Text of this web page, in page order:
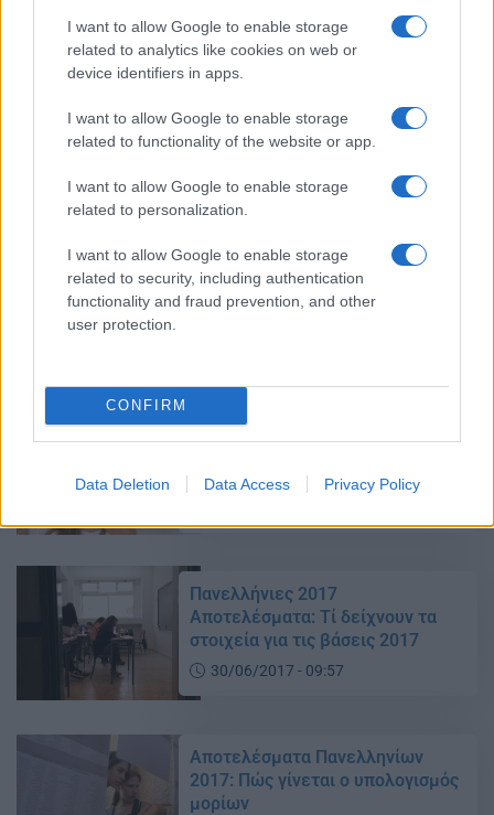
I want to allow Google to enable storage
related to analytics like cookies on web or
device identifiers in apps.
I want to allow Google to enable storage
related to functionality of the website or app.
I want to allow Google to enable storage
related to personalization.
I want to allow Google to enable storage
related to security, including authentication
functionality and fraud prevention, and other
user protection.
CONFIRM
Data Deletion Data Access Privacy Policy
μορίων
Αποτελέσματα Πανελληνίων
Ανακοινώθηκαν οι βαθμολογίες
Πανελλήνιες 2017: Δείτε τα
Δείτε ΕΔΩ τις βαθμολογίες
Πανελλήνιες 2017
Αποτελέσματα: Τί δείχνουν τα
στοιχεία για τις βάσεις 2017
30/06/2017 - 09:57
Αποτελέσματα Πανελληνίων
2017: Πώς γίνεται ο υπολογισμός
μορίων